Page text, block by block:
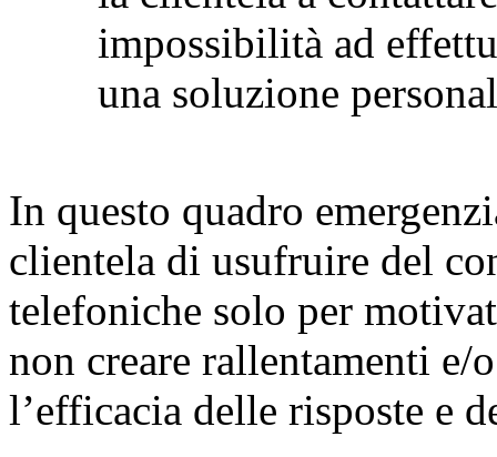
impossibilità ad
una soluzione
In questo quadro
clientela di usufruire del
telefoniche solo per
non creare rallentamenti e/
l’efficacia delle risposte e